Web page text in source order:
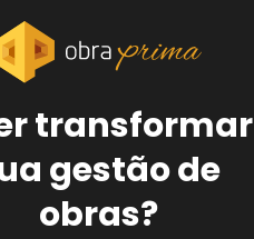
transformar
gestão de
obras?